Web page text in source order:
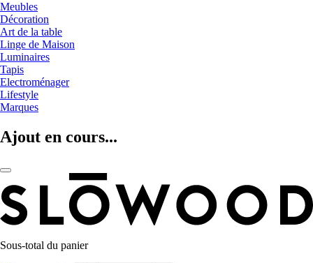
Meubles
Décoration
Art de la table
Linge de Maison
Luminaires
Tapis
Electroménager
Lifestyle
Marques
Ajout en cours...
Sous-total du panier